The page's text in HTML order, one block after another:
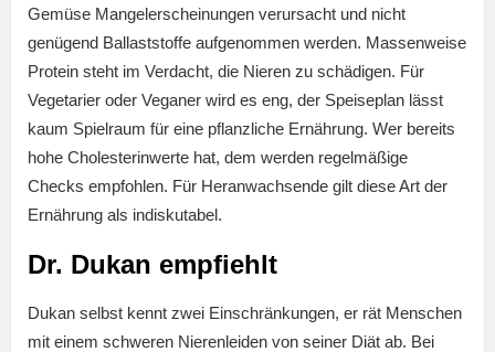
Gemüse Mangelerscheinungen verursacht und nicht
genügend Ballaststoffe aufgenommen werden. Massenweise
Protein steht im Verdacht, die Nieren zu schädigen. Für
Vegetarier oder Veganer wird es eng, der Speiseplan lässt
kaum Spielraum für eine pflanzliche Ernährung. Wer bereits
hohe Cholesterinwerte hat, dem werden regelmäßige
Checks empfohlen. Für Heranwachsende gilt diese Art der
Ernährung als indiskutabel.
Dr. Dukan empfiehlt
Dukan selbst kennt zwei Einschränkungen, er rät Menschen
mit einem schweren Nierenleiden von seiner Diät ab. Bei